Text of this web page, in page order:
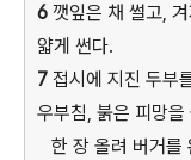
6 깻잎은 채 썰고,
얇게 썬다.
7 접시에 지진 두부
우부침, 붉은 피망
한 장 올려 버거를